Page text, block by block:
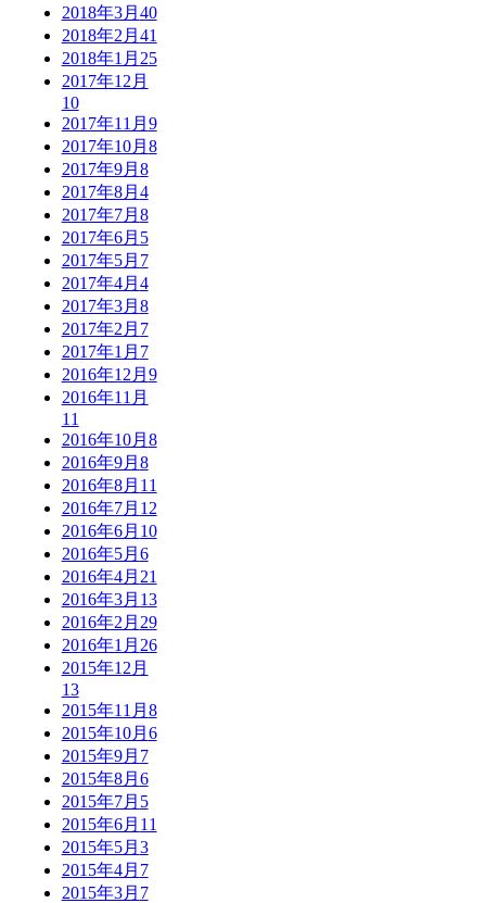
2018年3月 40
2018年2月 41
2018年1月 25
2017年12月
10
2017年11月 9
2017年10月 8
2017年9月 8
2017年8月 4
2017年7月 8
2017年6月 5
2017年5月 7
2017年4月 4
2017年3月 8
2017年2月 7
2017年1月 7
2016年12月 9
2016年11月
11
2016年10月 8
2016年9月 8
2016年8月 11
2016年7月 12
2016年6月 10
2016年5月 6
2016年4月 21
2016年3月 13
2016年2月 29
2016年1月 26
2015年12月
13
2015年11月 8
2015年10月 6
2015年9月 7
2015年8月 6
2015年7月 5
2015年6月 11
2015年5月 3
2015年4月 7
2015年3月 7